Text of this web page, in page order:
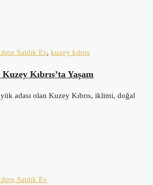
Satılık Ev, kuzey kıbrıs
Kıbrıs’ta Yaşam
adası olan Kuzey Kıbrıs, iklimi, doğal
Satılık Ev